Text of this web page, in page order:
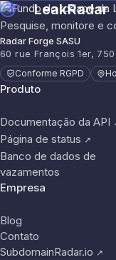
LeakRadar
Pesquise, monitore e
Radar Forge SASU
60 rue François 1er,
Conforme RGPD
Produto
Documentação da API
Página de status ↗
Banco de dados de
vazamentos
Empresa
Blog
Contato
SubdomainRadar.io ↗